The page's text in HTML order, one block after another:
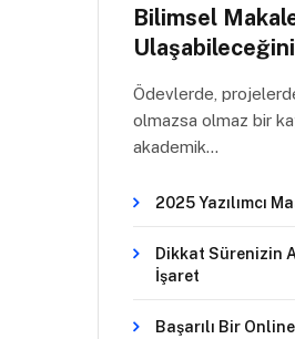
Bilimsel
Ödevlerde,
olmazsa olmaz bir
akademik…
2025 Yazılımcı
Dikkat Sürenizin
İşaret
Başarılı Bir